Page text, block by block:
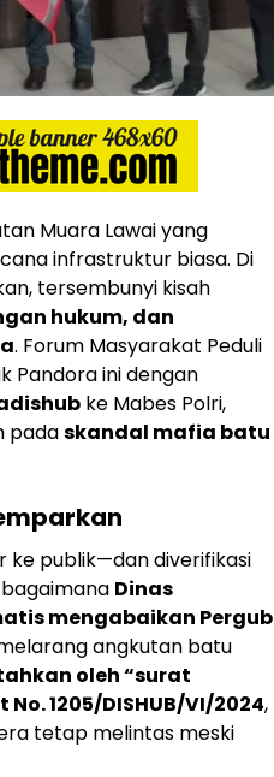
Muara Lawai yang
infrastruktur biasa. Di
tersembunyi kisah
hukum, dan
. Forum Masyarakat Peduli
Pandora ini dengan
ke Mabes Polri,
padaskandal mafia batu
ke publik—dan diverifikasi
Dinas
mengabaikan Pergub
angkutan batu
oleh “surat
No. 1205/DISHUB/VI/2024,
tetap melintas meski